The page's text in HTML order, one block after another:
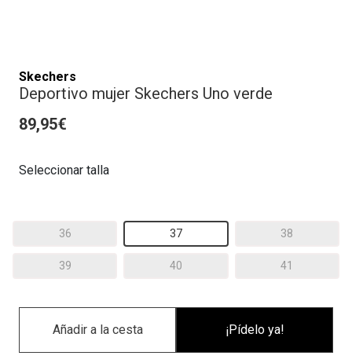
Skechers
Deportivo mujer Skechers Uno verde
89,95€
Seleccionar talla
36 37 38
39 40 41
¡Pídelo ya!